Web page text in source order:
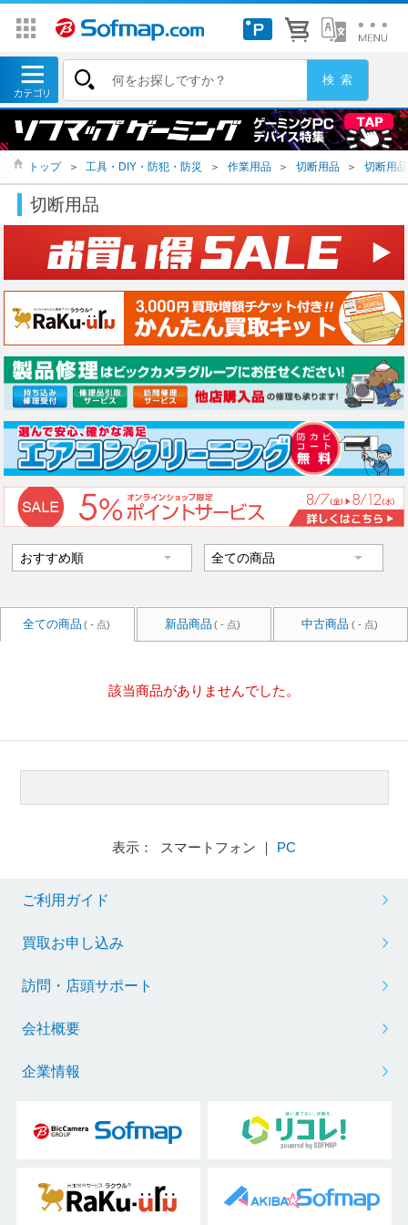
トップ ＞ 工具・DIY・防犯・防災 ＞ 作業用品 ＞ 切断用品 ＞ 切断用品
切断用品
全ての商品 ( - 点) 新品商品 ( - 点) 中古商品 ( - 点)
該当商品がありませんでした。
表示： スマートフォン ｜ PC
ご利用ガイド
買取お申し込み
訪問・店頭サポート
会社概要
企業情報